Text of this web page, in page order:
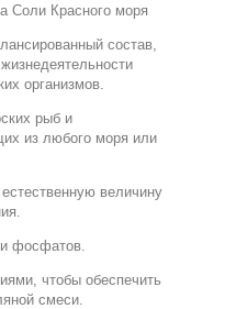
Соли Красного моря
состав,
организмов.
рыб и
из любого моря или
величину
фосфатов.
чтобы обеспечить
смеси.